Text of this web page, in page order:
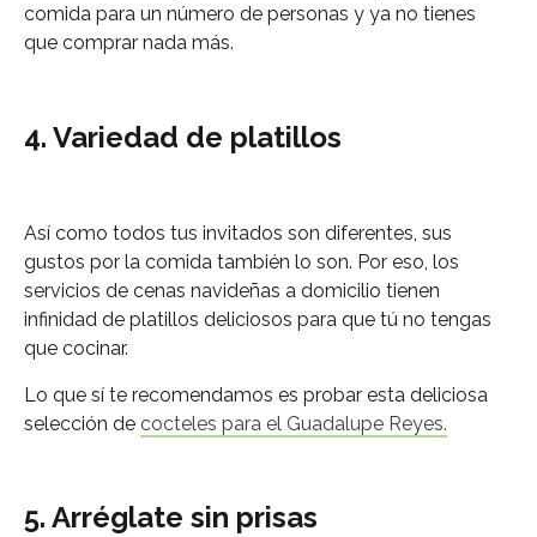
comida para un número de personas y ya no tienes
que comprar nada más.
4. Variedad de platillos
Así como todos tus invitados son diferentes, sus
gustos por la comida también lo son. Por eso, los
servicios de cenas navideñas a domicilio tienen
infinidad de platillos deliciosos para que tú no tengas
que cocinar.
Lo que sí te recomendamos es probar esta deliciosa
selección de cocteles para el Guadalupe Reyes.
5. Arréglate sin prisas